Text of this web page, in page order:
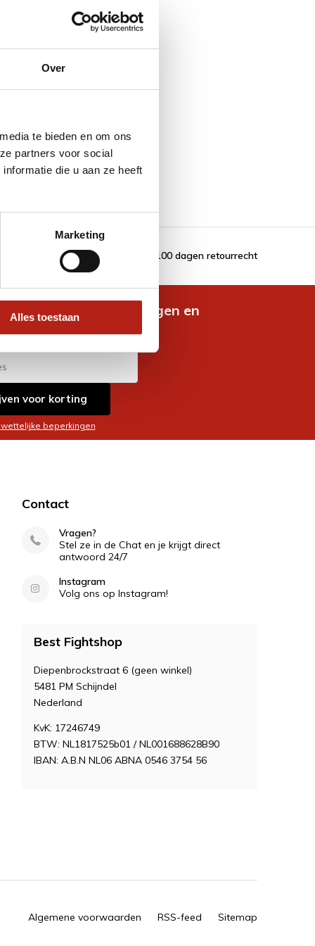
Over
te bieden en om ons
partners voor social
die u aan ze heeft
Marketing
Alles toestaan
100 dagen retourrecht
nieuwste aanbiedingen en
voor korting
beperkingen
Contact
Vragen?
Stel ze in de Chat en je krijgt direct
antwoord 24/7
Instagram
Volg ons op Instagram!
Best Fightshop
Diepenbrockstraat 6 (geen winkel)
5481 PM Schijndel
Nederland
KvK: 17246749
BTW: NL1817525b01 / NL001688628B90
IBAN: A.B.N NL06 ABNA 0546 3754 56
Algemene voorwaarden RSS-feed Sitemap